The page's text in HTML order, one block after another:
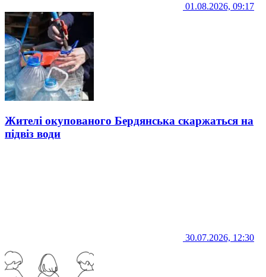
01.08.2026, 09:17
Жителі окупованого Бердянська скаржаться на
підвіз води
30.07.2026, 12:30